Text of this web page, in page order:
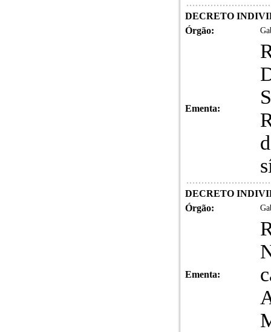
DECRETO
Órgão:
Ementa:
DECRETO
Órgão:
Ementa: